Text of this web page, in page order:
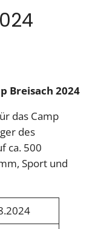
Breisach 2024
das Camp
des
ca. 500
Sport und